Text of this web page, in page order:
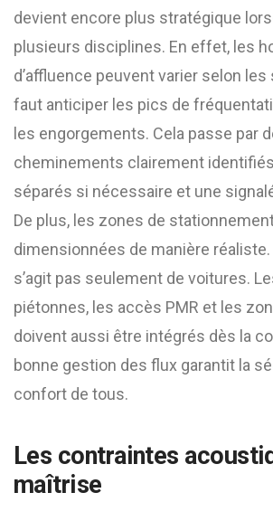
devient encore plus stratégique
plusieurs disciplines. En effet, les
d’affluence peuvent varier selon les
faut anticiper les pics de
les engorgements. Cela passe par
cheminements clairement
séparés si nécessaire et une
De plus, les zones de
dimensionnées de manière réaliste.
s’agit pas seulement de voitures.
piétonnes, les accès PMR et les
doivent aussi être intégrés dès la
bonne gestion des flux garantit la
confort de tous.
Les contraintes
maîtrise